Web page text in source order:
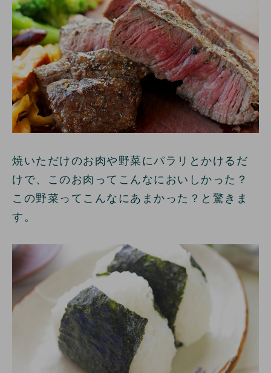
焼いただけのお肉や野菜にパラリとかけるだ
けで、このお肉ってこんなにおいしかった？
この野菜ってこんなにあまかった？と驚きま
す。